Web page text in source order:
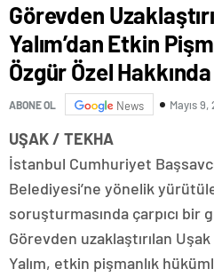
Görevden
Yalım’dan Etkin
Özgür Özel
ABONE OL News Mayıs
UŞAK / TEKHA
İstanbul Cumhuriyet
Belediyesi’ne yönelik
soruşturmasında çarpıcı bir
Görevden uzaklaştırılan
Yalım, etkin pişmanlık